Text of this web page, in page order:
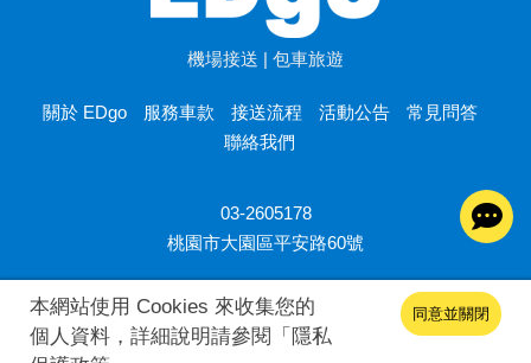
機場接送 | 包車旅遊
關於 EDgo 服務車款 接送流程 活動公告
常見問答
聯絡我們
03-2605178
桃園市大園區平安路60號
本網站使用 Cookies 來收集您的
個人資料，詳細說明請參閱「 隱私
同意並關閉